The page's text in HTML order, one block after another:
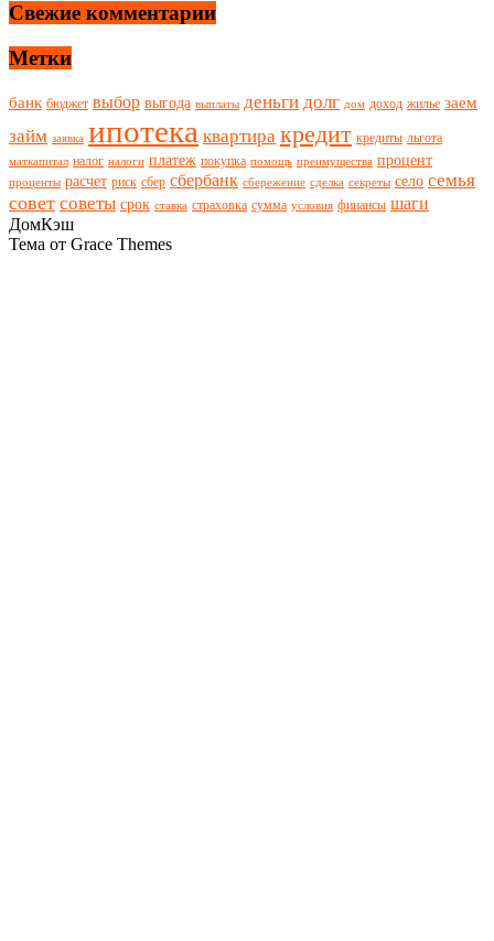
Свежие комментарии
Метки
банк бюджет выбор выгода выплаты деньги долг дом доход жилье заем
займ заявка ипотека квартира кредит кредиты льгота
маткапитал налог налоги платеж покупка помощь преимущества процент
проценты расчет риск сбер сбербанк сбережение сделка секреты село семья
совет советы срок ставка страховка сумма условия финансы шаги
ДомКэш
Тема от Grace Themes